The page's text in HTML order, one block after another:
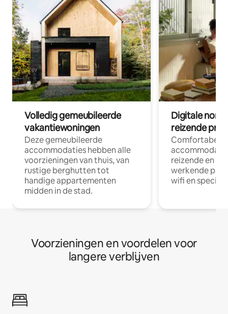
Volledig gemeubileerde
vakantiewoningen
Deze gemeubileerde
accommodaties hebben alle
voorzieningen van thuis, van
rustige berghutten tot
handige appartementen
midden in de stad.
Digitale
reizende
Comfortabele
reizende en
werkende
wifi en
Voorzieningen en voordelen voor
langere verblijven